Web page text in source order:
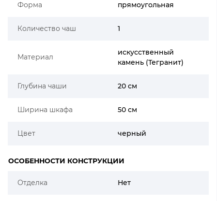
Форма прямоугольная
Количество чаш 1
Материал
искусственный
камень (Тегранит)
Глубина чаши 20 см
Ширина шкафа 50 см
Цвет черный
ОСОБЕННОСТИ КОНСТРУКЦИИ
Отделка Нет